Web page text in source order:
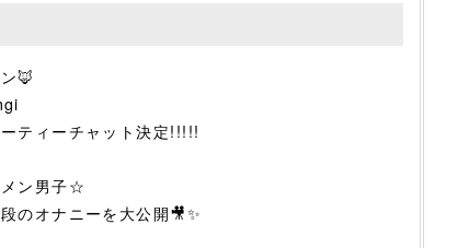
🦊
ティーチャット決定!!!!!
ン男子☆
のオナニーを大公開🎥✨